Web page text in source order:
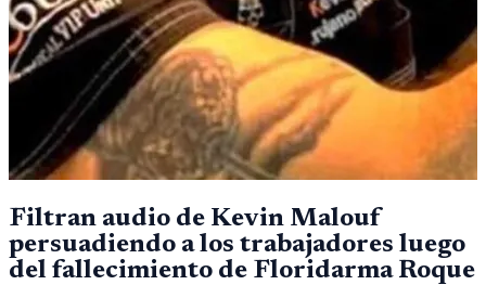
Filtran audio de Kevin Malouf
persuadiendo a los trabajadores luego
del fallecimiento de Floridarma Roque